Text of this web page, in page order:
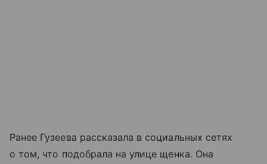
Ранее Гузеева рассказала в социальных сетях
о том, что подобрала на улице щенка. Она